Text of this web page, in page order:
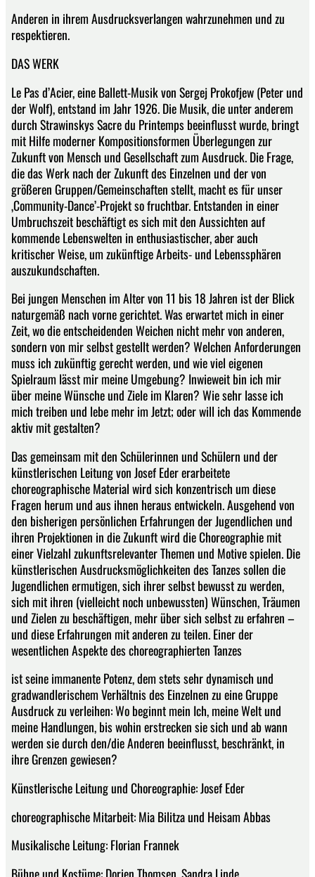
Anderen in ihrem Ausdrucksverlangen wahrzunehmen und zu
respektieren.
DAS WERK
Le Pas d’Acier, eine Ballett-Musik von Sergej Prokofjew (Peter und
der Wolf), entstand im Jahr 1926. Die Musik, die unter anderem
durch Strawinskys Sacre du Printemps beeinflusst wurde, bringt
mit Hilfe moderner Kompositionsformen Überlegungen zur
Zukunft von Mensch und Gesellschaft zum Ausdruck. Die Frage,
die das Werk nach der Zukunft des Einzelnen und der von
größeren Gruppen/Gemeinschaften stellt, macht es für unser
‚Community-Dance’-Projekt so fruchtbar. Entstanden in einer
Umbruchszeit beschäftigt es sich mit den Aussichten auf
kommende Lebenswelten in enthusiastischer, aber auch
kritischer Weise, um zukünftige Arbeits- und Lebenssphären
auszukundschaften.
Bei jungen Menschen im Alter von 11 bis 18 Jahren ist der Blick
naturgemäß nach vorne gerichtet. Was erwartet mich in einer
Zeit, wo die entscheidenden Weichen nicht mehr von anderen,
sondern von mir selbst gestellt werden? Welchen Anforderungen
muss ich zukünftig gerecht werden, und wie viel eigenen
Spielraum lässt mir meine Umgebung? Inwieweit bin ich mir
über meine Wünsche und Ziele im Klaren? Wie sehr lasse ich
mich treiben und lebe mehr im Jetzt; oder will ich das Kommende
aktiv mit gestalten?
Das gemeinsam mit den Schülerinnen und Schülern und der
künstlerischen Leitung von Josef Eder erarbeitete
choreographische Material wird sich konzentrisch um diese
Fragen herum und aus ihnen heraus entwickeln. Ausgehend von
den bisherigen persönlichen Erfahrungen der Jugendlichen und
ihren Projektionen in die Zukunft wird die Choreographie mit
einer Vielzahl zukunftsrelevanter Themen und Motive spielen. Die
künstlerischen Ausdrucksmöglichkeiten des Tanzes sollen die
Jugendlichen ermutigen, sich ihrer selbst bewusst zu werden,
sich mit ihren (vielleicht noch unbewussten) Wünschen, Träumen
und Zielen zu beschäftigen, mehr über sich selbst zu erfahren –
und diese Erfahrungen mit anderen zu teilen. Einer der
wesentlichen Aspekte des choreographierten Tanzes
ist seine immanente Potenz, dem stets sehr dynamisch und
gradwandlerischem Verhältnis des Einzelnen zu eine Gruppe
Ausdruck zu verleihen: Wo beginnt mein Ich, meine Welt und
meine Handlungen, bis wohin erstrecken sie sich und ab wann
werden sie durch den/die Anderen beeinflusst, beschränkt, in
ihre Grenzen gewiesen?
Künstlerische Leitung und Choreographie: Josef Eder
choreographische Mitarbeit: Mia Bilitza und Heisam Abbas
Musikalische Leitung: Florian Frannek
Bühne und Kostüme: Dorien Thomsen, Sandra Linde